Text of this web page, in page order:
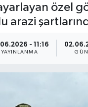
özel
arazi
- 11:16
YAYINLANMA